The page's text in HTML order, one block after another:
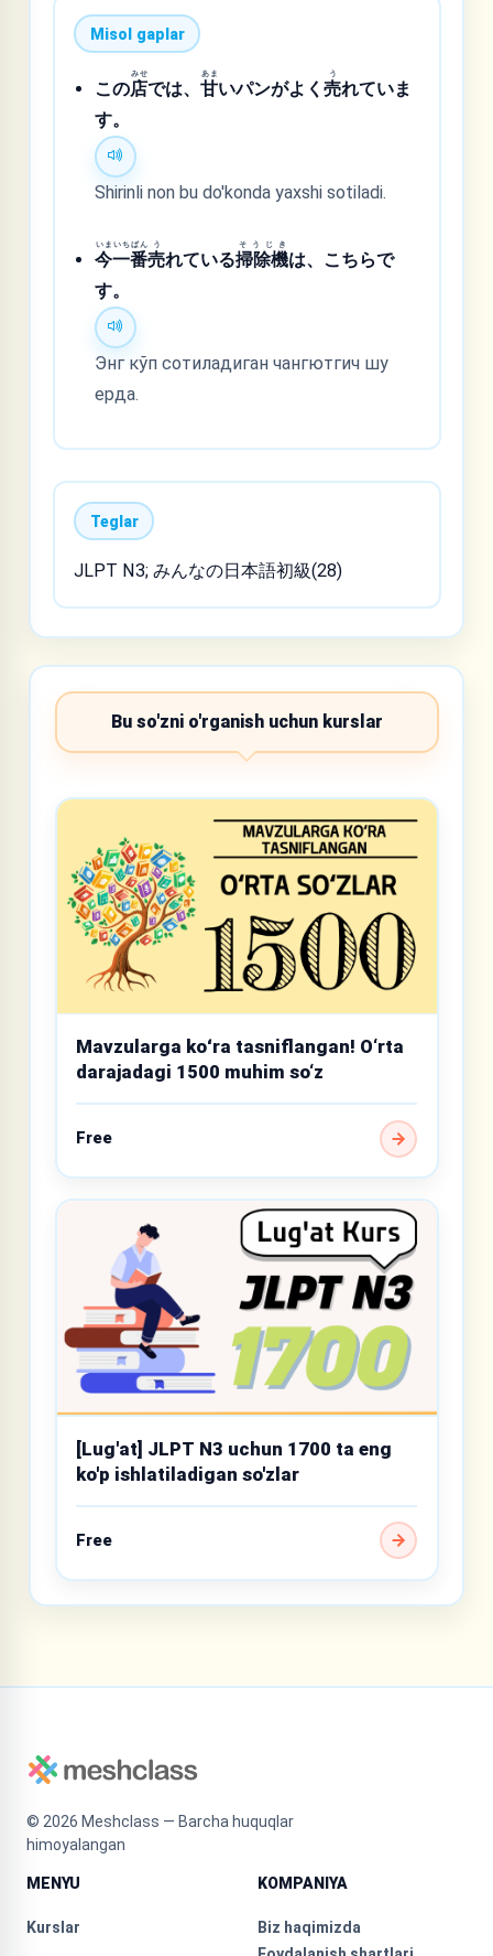
Misol gaplar
この店
みせ
では、甘
あま
いパンがよく売
う
れていま
す。
Shirinli non bu do'konda yaxshi sotiladi.
今
いま
一番
いちばん
売
う
れている掃除機
そうじき
は、こちらで
す。
Энг кўп сотиладиган чангютгич шу
ерда.
Teglar
JLPT N3; みんなの日本語初級(28)
Bu so'zni o'rganish uchun kurslar
Mavzularga koʻra tasniflangan! O‘rta
darajadagi 1500 muhim so‘z
Free
[Lug'at] JLPT N3 uchun 1700 ta eng
ko'p ishlatiladigan so'zlar
Free
© 2026 Meshclass — Barcha huquqlar
himoyalangan
MENYU
Kurslar
KOMPANIYA
Biz haqimizda